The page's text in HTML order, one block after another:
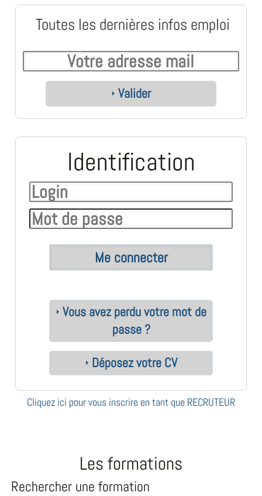
Toutes les dernières infos emploi
Valider
Identification
Vous avez perdu votre mot de
passe ?
Déposez votre CV
Cliquez ici pour vous inscrire en tant que RECRUTEUR
Les formations
Rechercher une formation